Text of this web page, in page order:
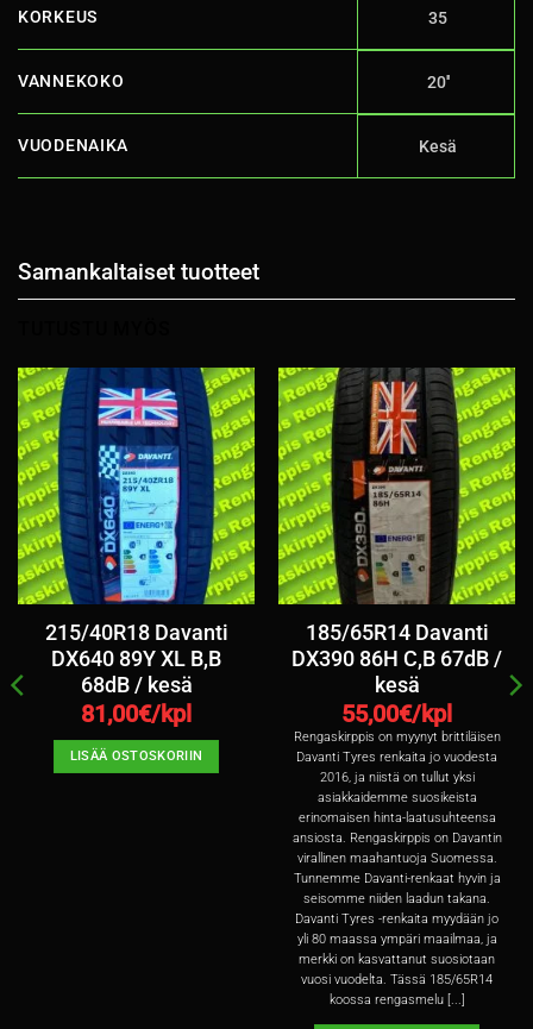
KORKEUS 35
VANNEKOKO 20''
VUODENAIKA Kesä
Samankaltaiset tuotteet
215/40R18 Davanti
DX640 89Y XL B,B
68dB / kesä
81,00€/kpl
LISÄÄ OSTOSKORIIN
185/65R14 Davanti
DX390 86H C,B 67dB /
kesä
55,00€/kpl
Rengaskirppis on myynyt brittiläisen
Davanti Tyres renkaita jo vuodesta
2016, ja niistä on tullut yksi
asiakkaidemme suosikeista
erinomaisen hinta-laatusuhteensa
ansiosta. Rengaskirppis on Davantin
virallinen maahantuoja Suomessa.
Tunnemme Davanti-renkaat hyvin ja
seisomme niiden laadun takana.
Davanti Tyres -renkaita myydään jo
yli 80 maassa ympäri maailmaa, ja
merkki on kasvattanut suosiotaan
vuosi vuodelta. Tässä 185/65R14
koossa rengasmelu [...]